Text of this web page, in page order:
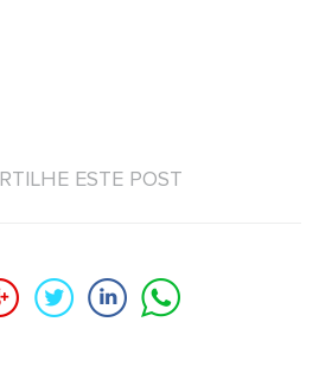
ESTE POST